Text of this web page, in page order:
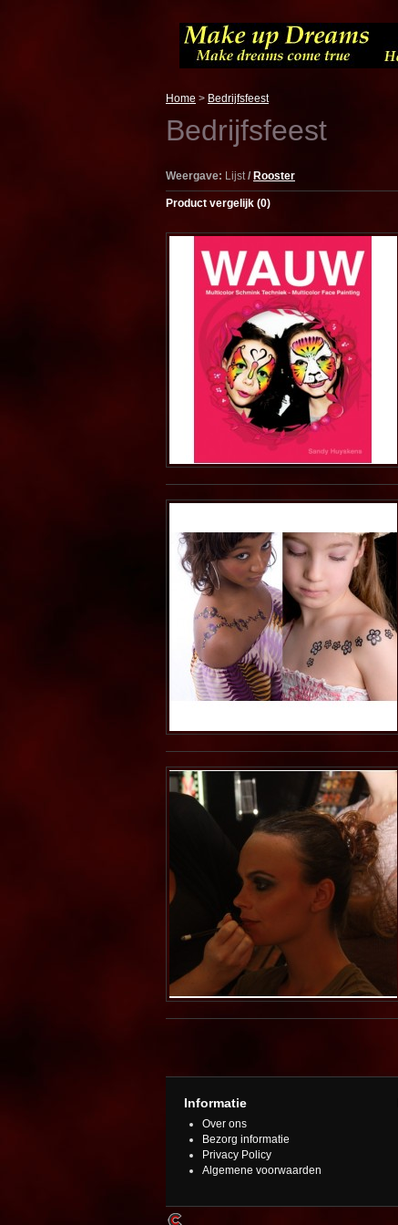
Home > Bedrijfsfeest
Bedrijfsfeest
Weergave: Lijst/ Rooster
Product vergelijk (0)
Informatie
Over ons
Bezorg informatie
Privacy Policy
Algemene voorwaarden